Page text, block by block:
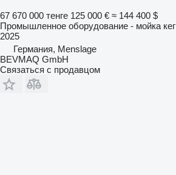
67 670 000 тенге 125 000 € ≈ 144 400 $
Промышленное оборудование - мойка кег
2025
Германия, Menslage
BEVMAQ GmbH
Связаться с продавцом